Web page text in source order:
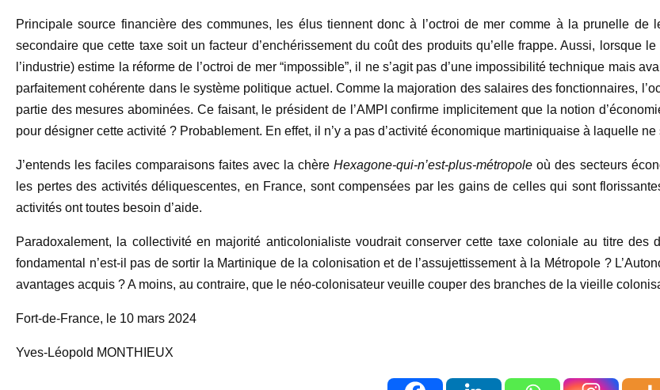
Principale source financière des communes, les élus tiennent donc à l’octroi de mer comme à la prunelle
secondaire que cette taxe soit un facteur d’enchérissement du coût des produits qu’elle frappe. Aussi, lorsque
l’industrie) estime la réforme de l’octroi de mer “impossible”, il ne s’agit pas d’une impossibilité technique mais
parfaitement cohérente dans le système politique actuel. Comme la majoration des salaires des fonctionnaires,
partie des mesures abominées. Ce faisant, le président de l’AMPI confirme implicitement que la notion
pour désigner cette activité ? Probablement. En effet, il n’y a pas d’activité économique martiniquaise à laquelle
J’entends les faciles comparaisons faites avec la chèreHexagone-qui-n’est-plus-métropole où des secteurs
les pertes des activités déliquescentes, en France, sont compensées par les gains de celles qui sont
activités ont toutes besoin d’aide.
Paradoxalement, la collectivité en majorité anticolonialiste voudrait conserver cette taxe coloniale au titre des
fondamental n’est-il pas de sortir la Martinique de la colonisation et de l’assujettissement à la Métropole ?
avantages acquis ? A moins, au contraire, que le néo-colonisateur veuille couper des branches de la vieille
Fort-de-France, le 10 mars 2024
Yves-Léopold MONTHIEUX